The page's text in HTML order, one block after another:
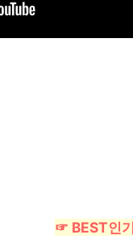
☞ BEST인